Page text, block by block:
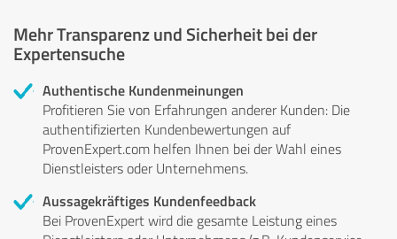
Mehr Transparenz und Sicherheit bei der
Expertensuche
Authentische Kundenmeinungen
Profitieren Sie von Erfahrungen anderer Kunden: Die
authentifizierten Kundenbewertungen auf
ProvenExpert.com helfen Ihnen bei der Wahl eines
Dienstleisters oder Unternehmens.
Aussagekräftiges Kundenfeedback
Bei ProvenExpert wird die gesamte Leistung eines